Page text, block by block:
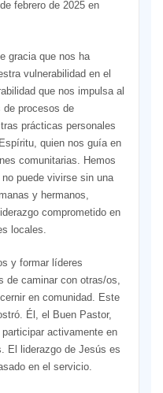
febrero de 2025 en
gracia que nos ha
vulnerabilidad en el
que nos impulsa al
de procesos de
prácticas personales
quien nos guía en
comunitarias. Hemos
puede vivirse sin una
y hermanos,
comprometido en
locales.
y formar líderes
caminar con otras/os,
en comunidad. Este
Él, el Buen Pastor,
activamente en
El liderazgo de Jesús es
en el servicio.